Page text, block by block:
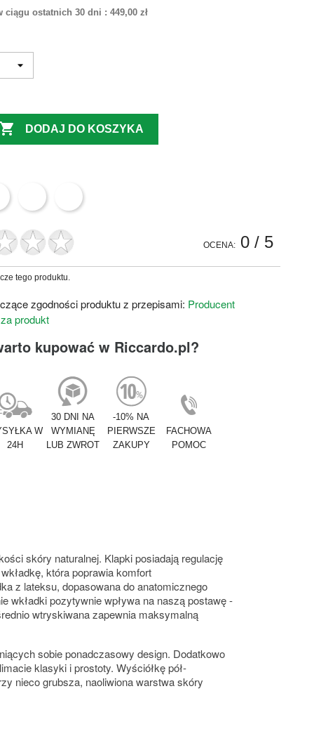
ciągu ostatnich 30 dni : 449,00 zł
 DODAJ DO KOSZYKA
OCENA: 0/ 5
tego produktu.
zgodności produktu z przepisami: Producent
produkt
kupować w Riccardo.pl?
W
24H
30 DNI NA
WYMIANĘ
LUB ZWROT
-10% NA
PIERWSZE
ZAKUPY
FACHOWA
POMOC
skóry naturalnej. Klapki posiadają regulację
która poprawia komfort
z lateksu, dopasowana do anatomicznego
wkładki pozytywnie wpływa na naszą postawę -
wtryskiwana zapewnia maksymalną
sobie ponadczasowy design. Dodatkowo
klasyki i prostoty. Wyściółkę pół-
nieco grubsza, naoliwiona warstwa skóry